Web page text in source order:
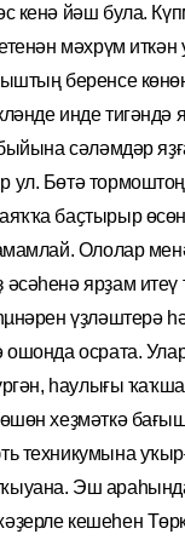
кенә йәш була.
мәхрүм
беренсе
инде
сәләмдәр
Бөтә
баҫтырыр
Ололар
ярҙам итеү
үҙләштерә
осрата.
һау­лығы
хеҙмәткә
техникумына
Эш
кешеһен